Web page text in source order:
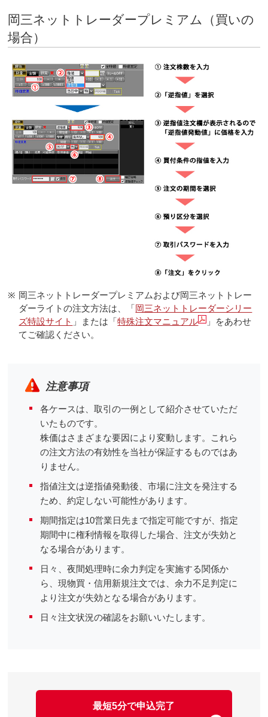
岡三ネットトレーダープレミアム（買いの
場合）
※ 岡三ネットトレーダープレミアムおよび岡三ネットトレー
ダーライトの注文方法は、「岡三ネットトレーダーシリー
ズ特設サイト 」または「特殊注文マニュアル
」をあわせ
てご確認ください。
注意事項
各ケースは、取引の一例として紹介させていただ
いたものです。
株価はさまざまな要因により変動します。これら
の注文方法の有効性を当社が保証するものではあ
りません。
指値注文は逆指値発動後、市場に注文を発注する
ため、約定しない可能性があります。
期間指定は10営業日先まで指定可能ですが、指定
期間中に権利情報を取得した場合、注文が失効と
なる場合があります。
日々、夜間処理時に余力判定を実施する関係か
ら、現物買・信用新規注文では、余力不足判定に
より注文が失効となる場合があります。
日々注文状況の確認をお願いいたします。
最短5分で申込完了